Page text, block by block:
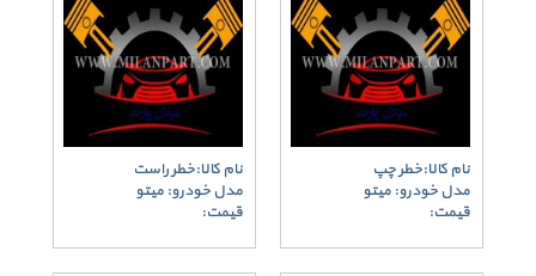
نام کالا:خطر چپ
مدل خودرو: میتو
قیمت:
نام کالا:خطر راست
مدل خودرو: میتو
قیمت: